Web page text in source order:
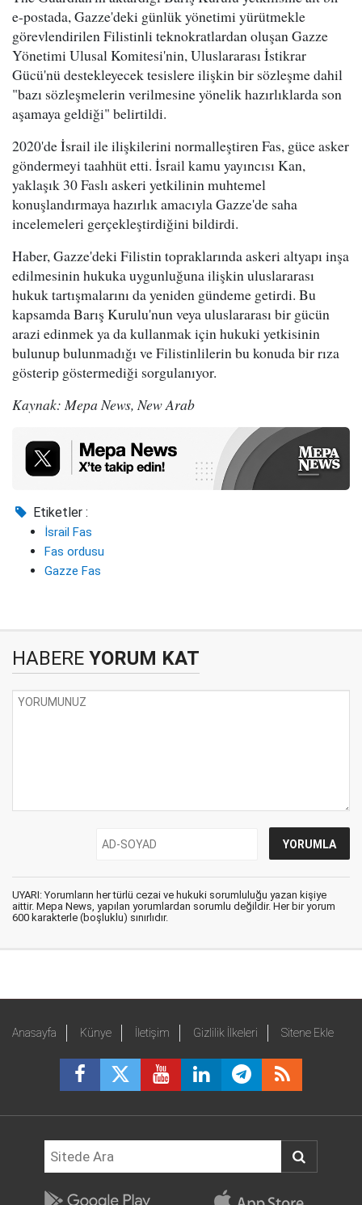
e-postada, Gazze'deki günlük yönetimi yürütmekle
görevlendirilen Filistinli teknokratlardan oluşan Gazze
Yönetimi Ulusal Komitesi'nin, Uluslararası İstikrar
Gücü'nü destekleyecek tesislere ilişkin bir sözleşme dahil
"bazı sözleşmelerin verilmesine yönelik hazırlıklarda son
aşamaya geldiği" belirtildi.
2020'de İsrail ile ilişkilerini normalleştiren Fas, güce asker
göndermeyi taahhüt etti. İsrail kamu yayıncısı Kan,
yaklaşık 30 Faslı askeri yetkilinin muhtemel
konuşlandırmaya hazırlık amacıyla Gazze'de saha
incelemeleri gerçekleştirdiğini bildirdi.
Haber, Gazze'deki Filistin topraklarında askeri altyapı inşa
edilmesinin hukuka uygunluğuna ilişkin uluslararası
hukuk tartışmalarını da yeniden gündeme getirdi. Bu
kapsamda Barış Kurulu'nun veya uluslararası bir gücün
arazi edinmek ya da kullanmak için hukuki yetkisinin
bulunup bulunmadığı ve Filistinlilerin bu konuda bir rıza
gösterip göstermediği sorgulanıyor.
Kaynak: Mepa News, New Arab
Etiketler :
İsrail Fas
Fas ordusu
Gazze Fas
HABERE YORUM KAT
UYARI: Yorumların her türlü cezai ve hukuki sorumluluğu yazan kişiye
aittir. Mepa News, yapılan yorumlardan sorumlu değildir. Her bir yorum
600 karakterle (boşluklu) sınırlıdır.
Anasayfa Künye İletişim Gizlilik İlkeleri Sitene Ekle